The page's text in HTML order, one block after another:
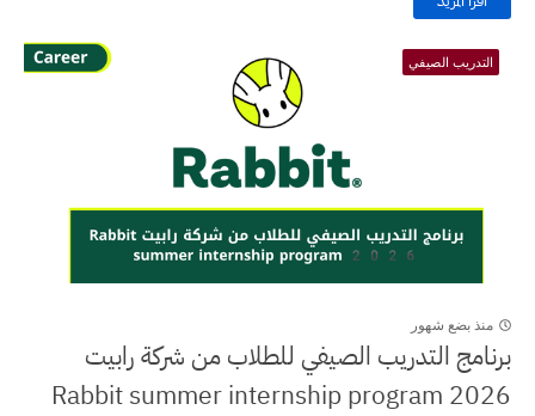
التدريب الصيفي
منذ بضع شهور
برنامج التدريب الصيفي للطلاب من شركة رابيت
Rabbit summer internship program 2026